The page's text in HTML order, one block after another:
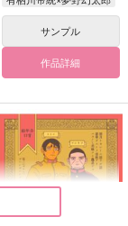
サンプル
作品詳細